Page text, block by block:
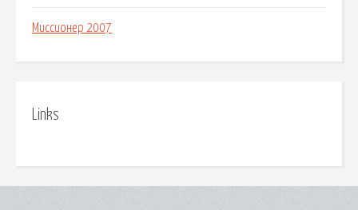
Миссионер 2007
Links